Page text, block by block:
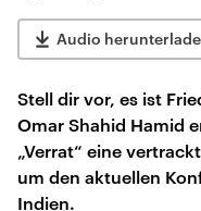
Audio
Stell dir vor, es ist
Omar Shahid Hamid
„Verrat“ eine
um den aktuellen
Indien.